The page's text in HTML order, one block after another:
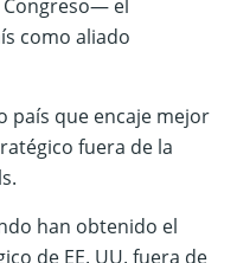
Congreso— el
como aliado
país que encaje mejor
fuera de la
han obtenido el
de EE. UU. fuera de